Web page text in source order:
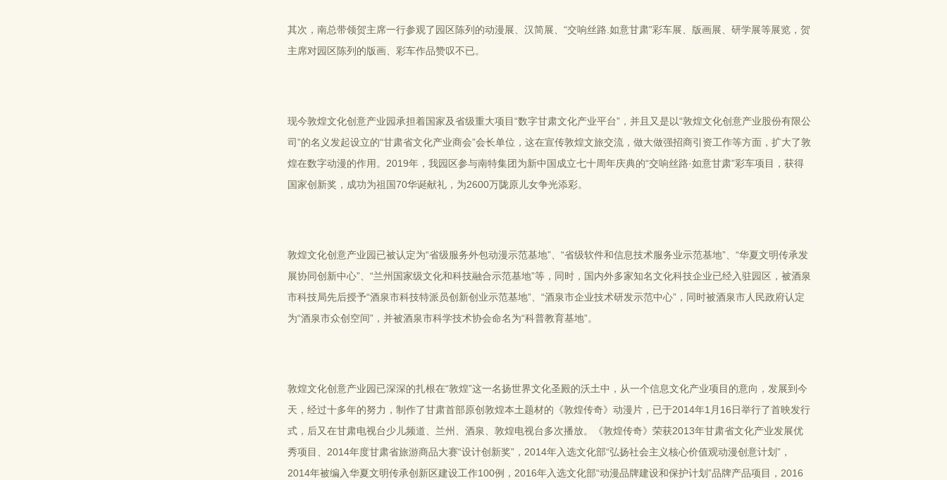
其次，南总带领贺主席一行参观了园区陈列的动漫展、汉简展、“交响丝路.如意甘肃”彩车展、版画展、研学展等展览，贺
主席对园区陈列的版画、彩车作品赞叹不已。
现今敦煌文化创意产业园承担着国家及省级重大项目“数字甘肃文化产业平台”，并且又是以“敦煌文化创意产业股份有限公
司”的名义发起设立的“甘肃省文化产业商会”会长单位，这在宣传敦煌文旅交流，做大做强招商引资工作等方面，扩大了敦
煌在数字动漫的作用。2019年，我园区参与南特集团为新中国成立七十周年庆典的“交响丝路·如意甘肃”彩车项目，获得
国家创新奖，成功为祖国70华诞献礼，为2600万陇原儿女争光添彩。
敦煌文化创意产业园已被认定为“省级服务外包动漫示范基地”、“省级软件和信息技术服务业示范基地”、“华夏文明传承发
展协同创新中心”、“兰州国家级文化和科技融合示范基地”等，同时，国内外多家知名文化科技企业已经入驻园区，被酒泉
市科技局先后授予“酒泉市科技特派员创新创业示范基地”、“酒泉市企业技术研发示范中心”，同时被酒泉市人民政府认定
为“酒泉市众创空间”，并被酒泉市科学技术协会命名为“科普教育基地”。
敦煌文化创意产业园已深深的扎根在“敦煌”这一名扬世界文化圣殿的沃土中，从一个信息文化产业项目的意向，发展到今
天，经过十多年的努力，制作了甘肃首部原创敦煌本土题材的《敦煌传奇》动漫片，已于2014年1月16日举行了首映发行
式，后又在甘肃电视台少儿频道、兰州、酒泉、敦煌电视台多次播放。《敦煌传奇》荣获2013年甘肃省文化产业发展优
秀项目、2014年度甘肃省旅游商品大赛“设计创新奖”，2014年入选文化部“弘扬社会主义核心价值观动漫创意计划”，
2014年被编入华夏文明传承创新区建设工作100例，2016年入选文化部“动漫品牌建设和保护计划”品牌产品项目，2016